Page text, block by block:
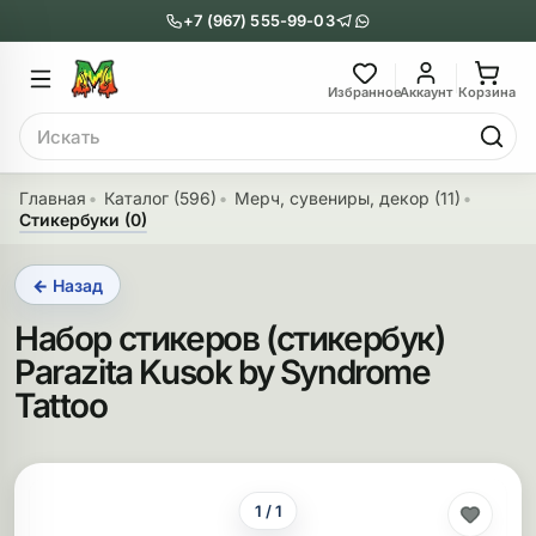
+7 (967) 555-99-03
ИзбранноеАккаунт Корзина
Поиск
Главное меню
Бонги
бонги
с перколятором
бонги
Главное
Трубки
Металлические
Стеклянные
Деревянные
Главная Каталог (596)
Мерч, сувениры, декор (11)
Стикербуки (0)
← Назад
Набор стикеров (стикербук)
Parazita Kusok by Syndrome
Tattoo
1 / 1